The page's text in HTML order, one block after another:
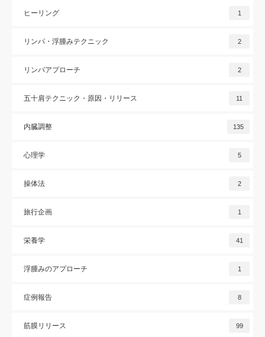
ヒーリング 1
リンパ・浮腫みテクニック 2
リンパアプローチ 2
五十肩テクニック・原因・リリース 11
内臓調整 135
心理学 5
操体法 2
旅行企画 1
栄養学 41
浮腫みのアプローチ 1
症例報告 8
筋膜リリース 99